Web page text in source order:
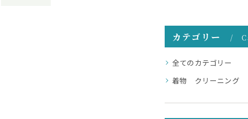
カテゴリー
全てのカテゴリー
着物 クリーニング